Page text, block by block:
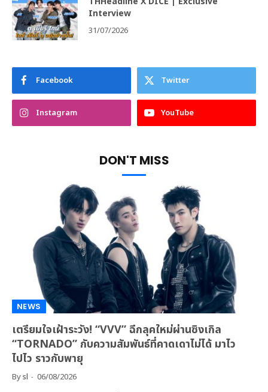
Interview
31/07/2026
Facebook Twitter
Instagram YouTube
DON'T MISS
NEWS
เตรียมใจเฝ้าระวัง! “VVV” ฉีกลุคใหม่ผ่านซิงเกิล
“TORNADO” กับความสัมพันธ์ที่คาดเดาไม่ได้ มาไว
ไปไว ราวกับพายุ
Bysl 06/08/2026